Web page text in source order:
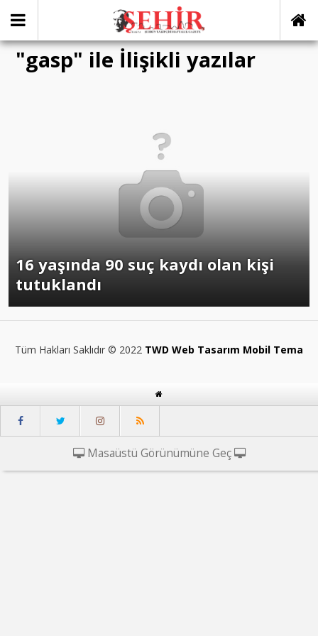
"gasp" ile İlişikli yazılar
16 yaşında 90 suç kaydı olan kişi
tutuklandı
Tüm Hakları Saklıdır © 2022 TWD Web Tasarım Mobil Tema
Masaüstü Görünümüne Geç